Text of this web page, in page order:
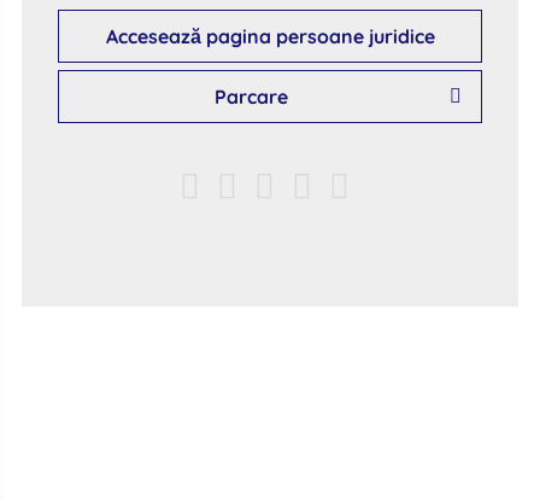
Accesează pagina persoane juridice
Parcare